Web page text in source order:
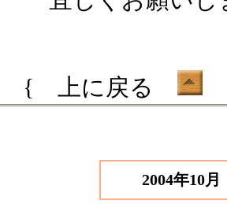
{ 上に戻る
2004年10月